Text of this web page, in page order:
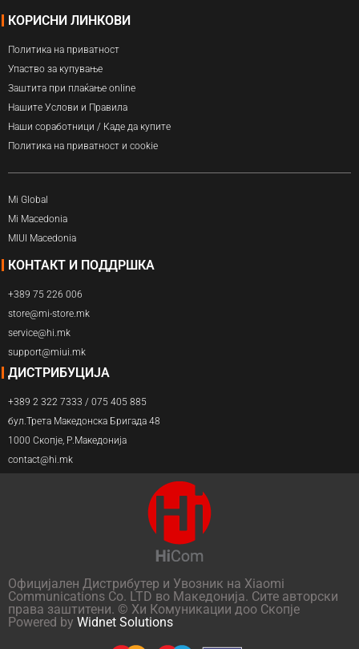
КОРИСНИ ЛИНКОВИ
Политика на приватност
Упаство за купување
Заштита при плаќање online
Нашите Услови и Правила
Наши соработници / Каде да купите
Политика на приватност и cookie
Mi Global
Mi Macedonia
MIUI Macedonia
КОНТАКТ И ПОДДРШКА
+389 75 226 006
store@mi-store.mk
service@hi.mk
support@miui.mk
ДИСТРИБУЦИЈА
+389 2 322 7333 / 075 405 885
бул.Трета Македонска Бригада 48
1000 Скопје, Р.Македонија
contact@hi.mk
Официјален Дистрибутер и Увозник на Xiaomi
Communications Co. LTD во Македонија. Сите авторски
права заштитени. © Хи Комуникации доо Скопје
Powered by Widnet Solutions